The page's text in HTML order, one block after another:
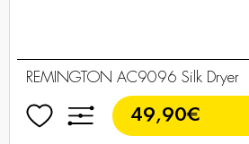
REMINGTON AC9096 Silk Dryer
49,90€